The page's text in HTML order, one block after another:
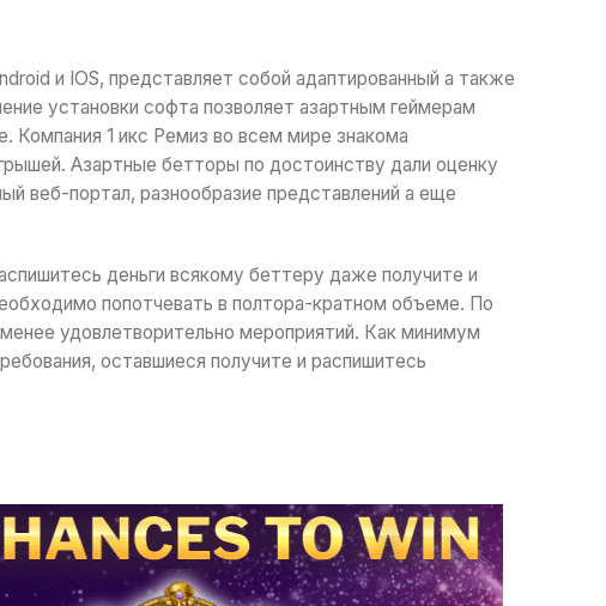
и IOS, представляет собой адаптированный а также
установки софта позволяет азартным геймерам
Компания 1 икс Ремиз во всем мире знакома
Азартные бетторы по достоинству дали оценку
веб-портал, разнообразие представлений а еще
деньги всякому беттеру даже получите и
попотчевать в полтора-кратном объеме. По
удовлетворительно мероприятий. Как минимум
оставшиеся получите и распишитесь